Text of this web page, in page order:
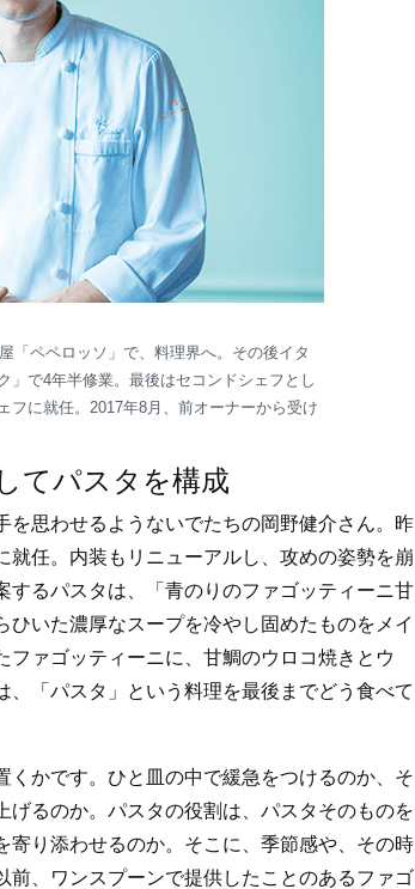
「ペペロッソ」で、料理界へ。その後イタ
」で4年半修業。最後はセコンドシェフとし
フに就任。2017年8月、前オーナーから受け
てパスタを構成
思わせるようないでたちの岡野健介さん。昨
任。内装もリニューアルし、攻めの姿勢を崩
するパスタは、「青のりのファゴッティーニ甘
いた濃厚なスープを冷やし固めたものをメイ
ァゴッティーニに、甘鯛のウロコ焼きとウ
「パスタ」という料理を最後までどう食べて
くかです。ひと皿の中で緩急をつけるのか、そ
るのか。パスタの役割は、パスタそのものを
寄り添わせるのか。そこに、季節感や、その時
、ワンスプーンで提供したことのあるファゴ